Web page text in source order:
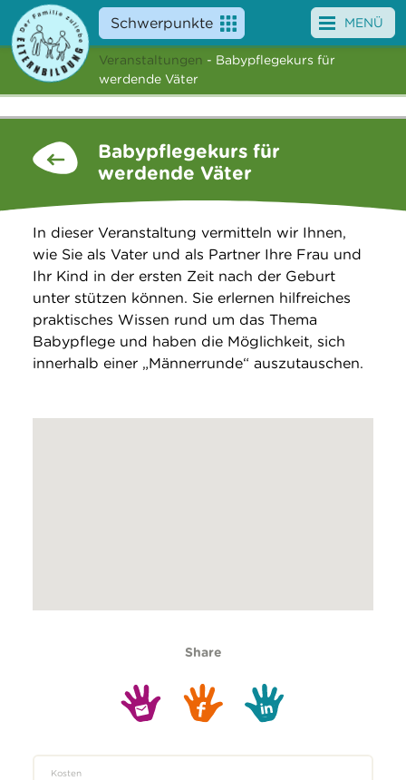
Schwerpunkte
Angebote
News
Über uns
Suche
MENÜ
Veranstaltungen - Babypflegekurs für
werdende Väter
Babypflegekurs für
werdende Väter
In dieser Veranstaltung vermitteln wir Ihnen,
wie Sie als Vater und als Partner Ihre Frau und
Ihr Kind in der ersten Zeit nach der Geburt
unter stützen können. Sie erlernen hilfreiches
praktisches Wissen rund um das Thema
Babypflege und haben die Möglichkeit, sich
innerhalb einer „Männerrunde“ auszutauschen.
Share
Kosten